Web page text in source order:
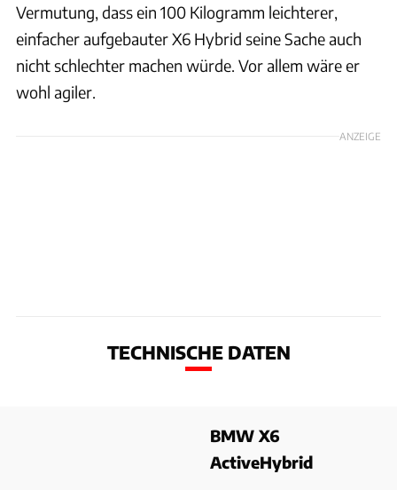
Vermutung, dass ein 100 Kilogramm leichterer,
einfacher aufgebauter X6 Hybrid seine Sache auch
nicht schlechter machen würde. Vor allem wäre er
wohl agiler.
ANZEIGE
TECHNISCHE DATEN
BMW X6
ActiveHybrid